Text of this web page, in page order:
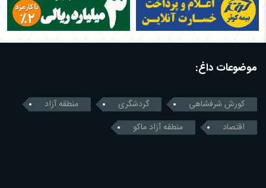
موضوعات داغ:
کورش شرفشاهی گردشگری
منطقه آزاد
اقتصاد
منطقه آزاد ماکو